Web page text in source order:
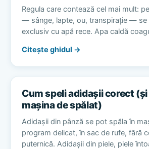
Regula care contează cel mai mult:
— sânge, lapte, ou, transpirație — se
exclusiv cu apă rece. Apa caldă
Citește ghidul →
Cum speli adidașii corect
mașina de spălat)
Adidașii din pânză se pot spăla în
program delicat, în sac de rufe, fără
puternică. Adidașii din piele, piele